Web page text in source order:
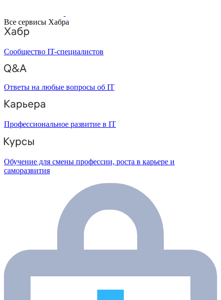
Все сервисы Хабра
Сообщество IT-специалистов
Ответы на любые вопросы об IT
Профессиональное развитие в IT
Обучение для смены профессии, роста в карьере и
саморазвития